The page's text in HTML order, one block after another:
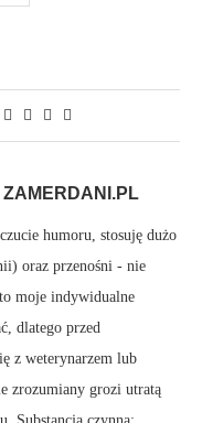
humoru, stosuję dużo
oraz przenośni - nie
moje indywidualne
dlatego przed
z weterynarzem lub
zrozumiany grozi utratą